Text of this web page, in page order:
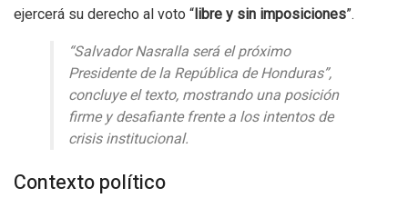
ejercerá su derecho al voto “libre y sin imposiciones”.
“Salvador Nasralla será el próximo
Presidente de la República de Honduras”,
concluye el texto, mostrando una posición
firme y desafiante frente a los intentos de
crisis institucional.
Contexto político